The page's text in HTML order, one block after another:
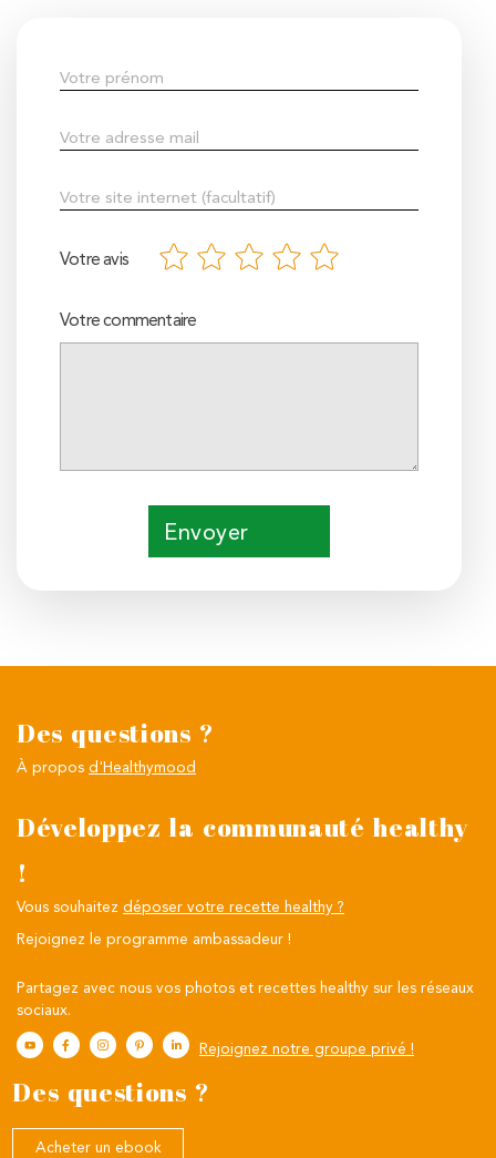
Votre avis
Votre commentaire
Envoyer
Des questions ?
À propos d'Healthymood
Développez la communauté healthy
!
Vous souhaitez déposer votre recette healthy ?
Rejoignez le programme ambassadeur !
Partagez avec nous vos photos et recettes healthy sur les réseaux
sociaux.
Rejoignez notre groupe privé !
Des questions ?
Acheter un ebook